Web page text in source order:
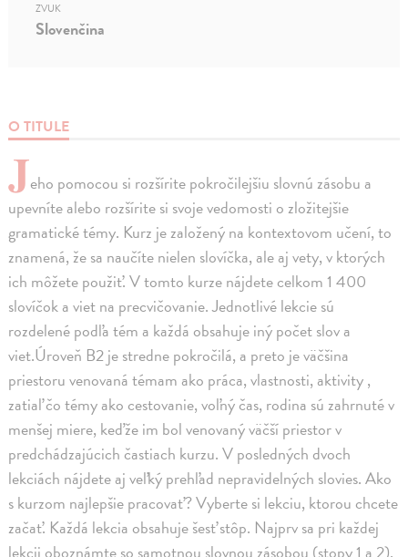
O TITULE
Jeho pomocou si rozšírite pokročilejšiu slovnú zásobu a
upevníte alebo rozšírite si svoje vedomosti o zložitejšie
gramatické témy. Kurz je založený na kontextovom učení, to
znamená, že sa naučíte nielen slovíčka, ale aj vety, v ktorých
ich môžete použiť. V tomto kurze nájdete celkom 1 400
slovíčok a viet na precvičovanie. Jednotlivé lekcie sú
rozdelené podľa tém a každá obsahuje iný počet slov a
viet.Úroveň B2 je stredne pokročilá, a preto je väčšina
priestoru venovaná témam ako práca, vlastnosti, aktivity ,
zatiaľ čo témy ako cestovanie, voľný čas, rodina sú zahrnuté v
menšej miere, keďže im bol venovaný väčší priestor v
predchádzajúcich častiach kurzu. V posledných dvoch
lekciách nájdete aj veľký prehľad nepravidelných slovies. Ako
s kurzom najlepšie pracovať? Vyberte si lekciu, ktorou chcete
začať. Každá lekcia obsahuje šesť stôp. Najprv sa pri každej
ZVUK
Slovenčina